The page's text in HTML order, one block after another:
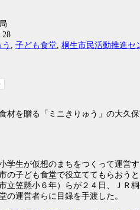
局
, 子ども食堂, 桐生市民活動推進セ
材を贈る「ミニきりゅう」の大久
学生が仮想のまちをつくって運営
の子ども食堂で役立ててもらおう
立笠懸小６年）らが２４日、ＪＲ
の運営者らに目録を手渡した。